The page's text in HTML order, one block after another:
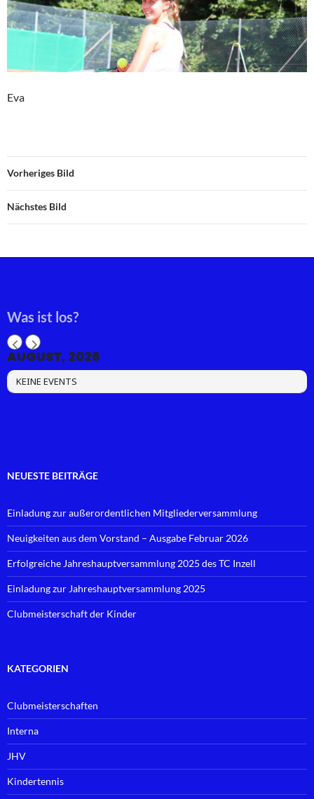
Eva
Vorheriges Bild
Nächstes Bild
Was ist los?
AUGUST, 2026
KEINE EVENTS
NEUESTE BEITRÄGE
Einladung zur außerordentlichen Mitgliederversammlung
Neuigkeiten aus dem Vorstand – Ausgabe Februar 2026
Erfolgreiche Jahreshauptversammlung 2025 des TC Inzell
Einladung zur Jahreshauptversammlung 2025
Clubmeisterschaft der Kinder
KATEGORIEN
Clubmeisterschaften
Interna
JHV
Kindertennis